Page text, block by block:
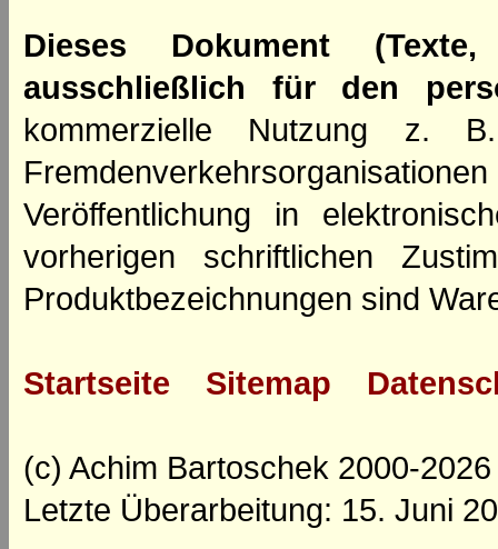
Dieses Dokument
ausschließlich für den
kommerzielle Nutzung z.
Veröffentlichung in
vorherigen schriftlichen
Produktbezeichnungen sind
Startseite Sitemap
(c) Achim Bartoschek 2000-2026
Letzte Überarbeitung: 15. Juni